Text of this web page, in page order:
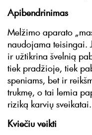
Apibendrinimas
Melžimo aparato
naudojama teisingai.
ir užtikrina švelnią
tiek pradžioje, tiek
speniams, bet ir
trukmę, o tai lemia
riziką karvių sveikatai.
Kviečiu veikti